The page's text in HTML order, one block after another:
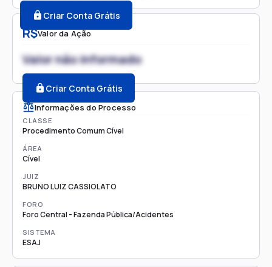
R$Valor da Ação
Valor não informado
Criar Conta Grátis
Informações do Processo
CLASSE
Procedimento Comum Cível
ÁREA
Cível
JUIZ
BRUNO LUIZ CASSIOLATO
FORO
Foro Central - Fazenda Pública/Acidentes
SISTEMA
ESAJ
Criar Conta Grátis